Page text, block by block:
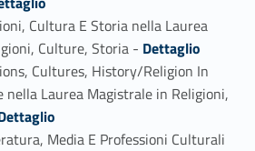
Cultura E Storia nella Laurea
Culture, Storia - Link identifier #identifier_person_151895-4
Dettaglio
Cultures, History/Religion In
nella Laurea Magistrale in Religioni,
5
Media E Professioni Culturali